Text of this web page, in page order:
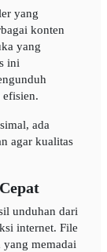
yang
konten
yang
ini
efisien.
ada
agar kualitas
unduhan dari
internet. File
memadai